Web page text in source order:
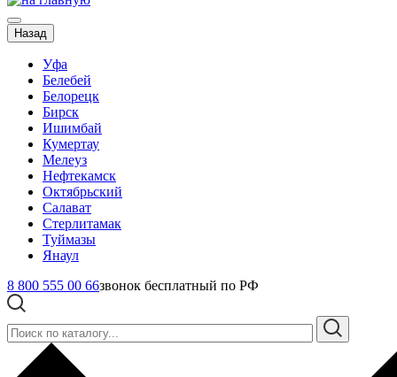
Назад
Уфа
Белебей
Белорецк
Бирск
Ишимбай
Кумертау
Мелеуз
Нефтекамск
Октябрьский
Салават
Стерлитамак
Туймазы
Янаул
8 800 555 00 66звонок бесплатный по РФ